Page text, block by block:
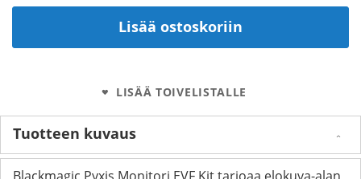
Lisää ostoskoriin
LISÄÄ TOIVELISTALLE
Tuotteen kuvaus
Blackmagic Pyxis Monitori EVF Kit tarjoaa elokuva-alan